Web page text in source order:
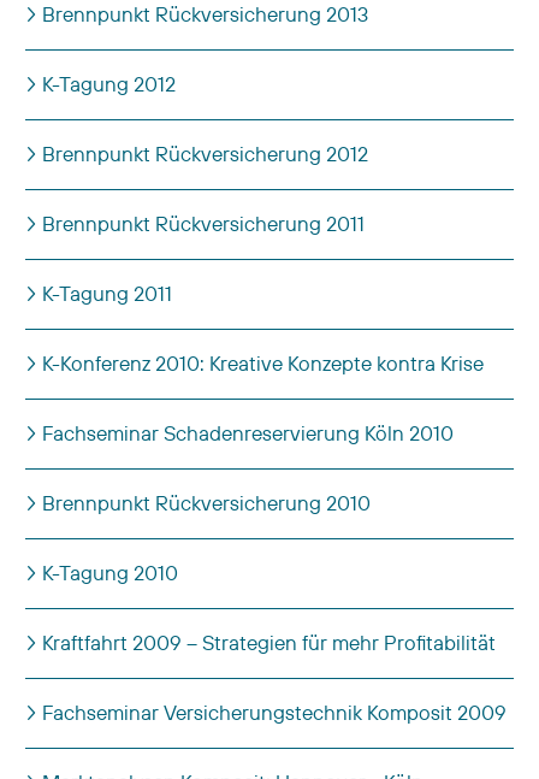
Brennpunkt Rückversicherung 2013
K-Tagung 2012
Brennpunkt Rückversicherung 2012
Brennpunkt Rückversicherung 2011
K-Tagung 2011
K-Konferenz 2010: Kreative Konzepte kontra Krise
Fachseminar Schadenreservierung Köln 2010
Brennpunkt Rückversicherung 2010
K-Tagung 2010
Kraftfahrt 2009 – Strategien für mehr Profitabilität
Fachseminar Versicherungstechnik Komposit 2009